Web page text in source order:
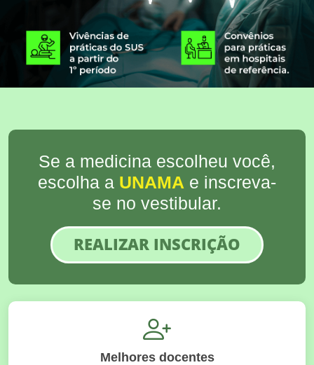
Se a medicina escolheu você,
escolha a UNAMA e inscreva-
se no vestibular.
REALIZAR INSCRIÇÃO
Melhores docentes